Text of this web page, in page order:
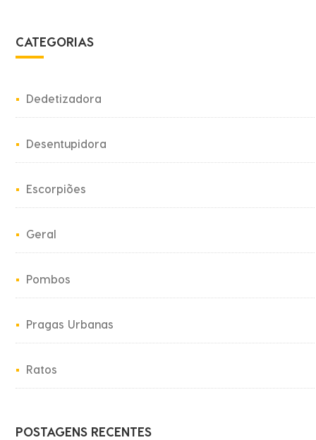
CATEGORIAS
• Dedetizadora
• Desentupidora
• Escorpiões
• Geral
• Pombos
• Pragas Urbanas
• Ratos
POSTAGENS RECENTES